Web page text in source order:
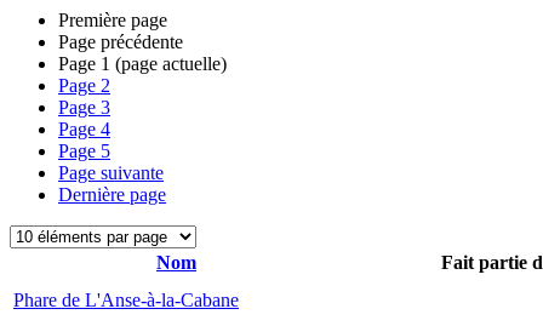
Première page
Page précédente
Page 1 (page actuelle)
Page 2
Page 3
Page 4
Page 5
Page suivante
Dernière page
Nom
Fait partie
Phare de L'Anse-à-la-Cabane